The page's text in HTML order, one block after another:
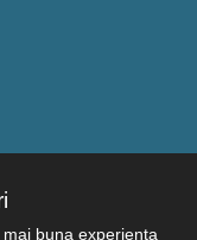
buna experienta